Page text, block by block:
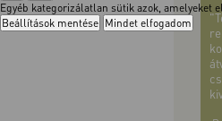
Egyéb kategorizálatlan sütik azok, amelyeket
Beállítások mentése Mindet elfogadom